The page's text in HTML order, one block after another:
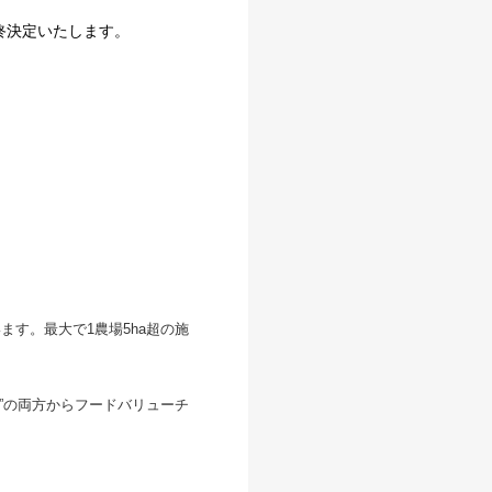
定いたします。
す。最大で1農場5ha超の施
両方からフードバリューチ